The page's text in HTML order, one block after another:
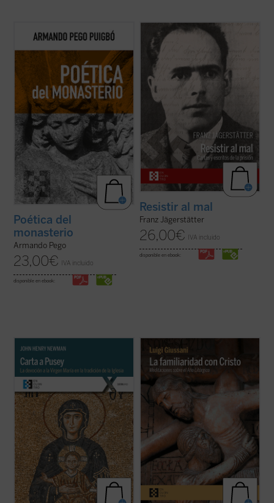
Poética del monasterioreflexiona
alrededor de los espacios fundamentales
antropológico de las tres figuras: el hogar,
la escuela y la celda, reivindicando una
pedagogía humanista fundada en la ...
(ver
Poética del
monasterio
Armando Pego
23,00€ IVA incluido
disponible en ebook:
Franz Jägerstätter, campesino austriaco,
casado, padre de tres niñas y ferviente
católico, fue ejecutado en 1943 por negarse
a servir en el ejército nazi. Se publican aquí
por primera vez en castellano todos los
escritos de Jägerstätter ...
(ver ficha)
Resistir al mal
Franz Jägerstätter
26,00€ IVA incluido
disponible en ebook:
John Henry Newman escribe este
respuesta a
Eirenicon
escrito por su amigo Edward Pusey. Aquí el
santo insiste en la legitimidad del puesto de
María en la teología católica recurriendo ...
(ver ficha)
«Estas intervenciones de don Giussani
ponen de manifiesto qué puede ser el
cristianismo cuando dialoga con las
necesidades del hombre. Él nos enseña a
verificar qué acontece cuando vivimos
nuestras exigencias humanas poniéndolas
en relación ...